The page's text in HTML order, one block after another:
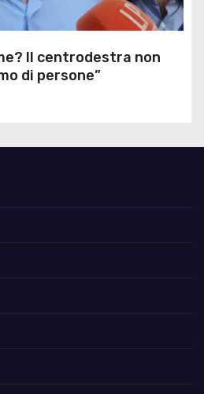
Il centrodestra non
di persone”